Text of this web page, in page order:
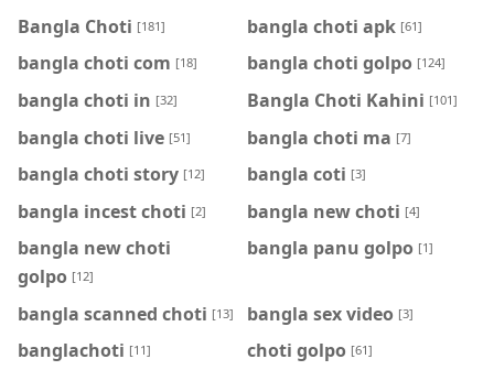
Bangla Choti [181] bangla choti apk [61]
bangla choti com [18] bangla choti golpo [124]
bangla choti in [32] Bangla Choti Kahini [101]
bangla choti live [51] bangla choti ma [7]
bangla choti story [12] bangla coti [3]
bangla incest choti [2] bangla new choti [4]
bangla new choti
golpo [12]
bangla panu golpo [1]
bangla scanned choti [13] bangla sex video [3]
banglachoti [11] choti golpo [61]